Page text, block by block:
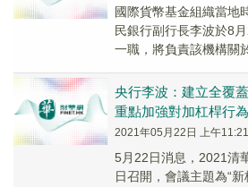
國際貨幣基金組織當地
民銀行副行長李波於8
一職，將負責該機構關
央行李波：建立全覆
重點加強對加杠桿行
2021年05月22日 上午11:21
5月22日消息，2021清
日召開，會議主題為“